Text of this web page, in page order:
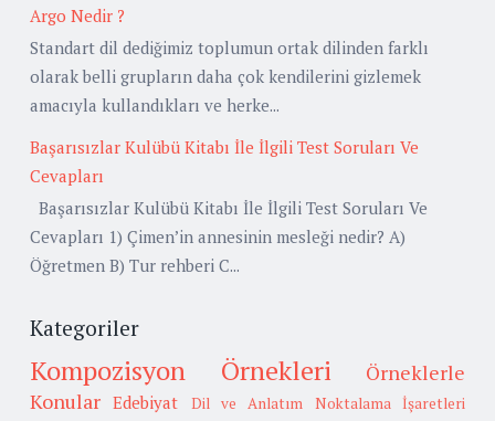
Argo Nedir ?
Standart dil dediğimiz toplumun ortak dilinden farklı
olarak belli grupların daha çok kendilerini gizlemek
amacıyla kullandıkları ve herke...
Başarısızlar Kulübü Kitabı İle İlgili Test Soruları Ve
Cevapları
Başarısızlar Kulübü Kitabı İle İlgili Test Soruları Ve
Cevapları 1) Çimen’in annesinin mesleği nedir? A)
Öğretmen B) Tur rehberi C...
Kategoriler
Kompozisyon Örnekleri
Örneklerle
Konular Edebiyat Dil ve Anlatım
Noktalama İşaretleri